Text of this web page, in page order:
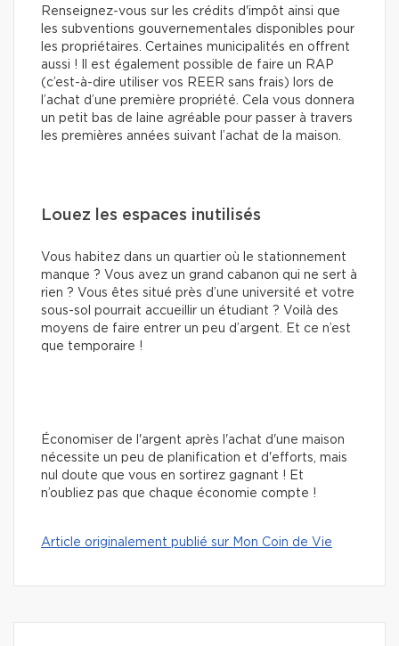
Renseignez-vous sur les crédits d'impôt ainsi que
les subventions gouvernementales disponibles pour
les propriétaires. Certaines municipalités en offrent
aussi ! Il est également possible de faire un RAP
(c’est-à-dire utiliser vos REER sans frais) lors de
l’achat d’une première propriété. Cela vous donnera
un petit bas de laine agréable pour passer à travers
les premières années suivant l’achat de la maison.
Louez les espaces inutilisés
Vous habitez dans un quartier où le stationnement
manque ? Vous avez un grand cabanon qui ne sert à
rien ? Vous êtes situé près d’une université et votre
sous-sol pourrait accueillir un étudiant ? Voilà des
moyens de faire entrer un peu d’argent. Et ce n’est
que temporaire !
Économiser de l'argent après l'achat d'une maison
nécessite un peu de planification et d'efforts, mais
nul doute que vous en sortirez gagnant ! Et
n’oubliez pas que chaque économie compte !
Article originalement publié sur Mon Coin de Vie